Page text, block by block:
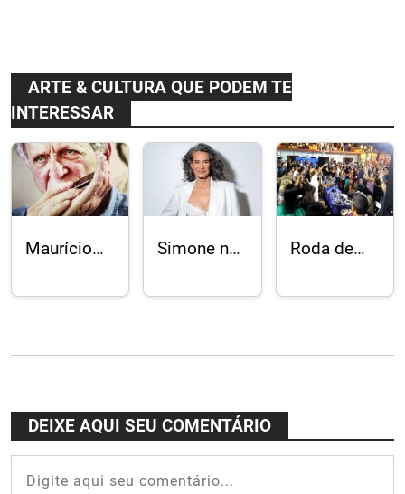
ARTE & CULTURA QUE PODEM TE
INTERESSAR
Maurício
de Serpa
Simone no
Roda de
DEIXE AQUI SEU COMENTÁRIO